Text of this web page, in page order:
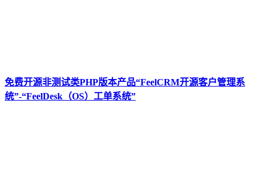
免费开源非测试类PHP版本产品“FeelCRM开源客户管理系
统”-“FeelDesk（OS）工单系统”